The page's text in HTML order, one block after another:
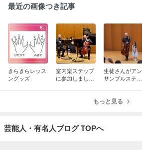
最近の画像つき記事
きらきらレッス
ングッズ
室内楽ステップ
に参加しました
生徒さんがアン
サンブルステッ
もっと見る
芸能人・有名人ブログ TOPへ